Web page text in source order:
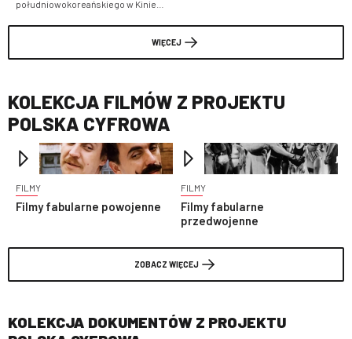
WIĘCEJ
południowokoreańskiego w Kinie
10 lat, jednak to właśnie one
rekonstrukcji polskich filmów
niemych
KOLEKCJA FILMÓW Z PROJEKTU
POLSKA CYFROWA
ZOBACZ WIĘCEJ
FILMY
Filmy fabularne powojenne
FILMY
Filmy fabularne
przedwojenne
KOLEKCJA DOKUMENTÓW Z PROJEKTU